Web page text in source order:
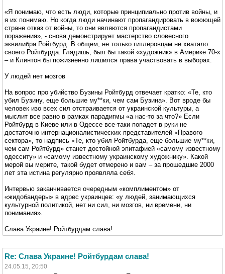
«Я понимаю, что есть люди, которые принципиально против войны, и
я их понимаю. Но когда люди начинают пропагандировать в воюющей
стране отказ от войны, то они являются пропагандистами
поражения», - снова демонстрирует мастерство словесного
эквилибра Ройтбурд. В общем, не только гитлеровцам не хватало
своего Ройтбурда. Глядишь, был бы такой «художник» в Америке 70-х
– и Клинтон бы пожизненно лишился права участвовать в выборах.
У людей нет мозгов
На вопрос про убийство Бузины Ройтбурд отвечает кратко: «Те, кто
убил Бузину, еще большие му**ки, чем сам Бузина». Вот вроде бы
человек изо всех сил отстраивается от украинской культуры, а
мыслит все равно в рамках парадигмы «а нас-то за что?» Если
Ройтбурд в Киеве или в Одессе все-таки попадет в руки не
достаточно интернационалистических представителей «Правого
сектора», то надпись «Те, кто убил Ройтбурда, еще большие му**ки,
чем сам Ройтбурд» станет достойной эпитафией «самому известному
одесситу» и «самому известному украинскому художнику». Какой
мерой вы мерите, такой будет отмерено и вам – за прошедшие 2000
лет эта истина регулярно проявляла себя.
Интервью заканчивается очередным «комплиментом» от
«жидобандеры» в адрес украинцев: «у людей, занимающихся
культурной политикой, нет ни сил, ни мозгов, ни времени, ни
понимания».
Слава Украине! Ройтбурдам слава!
Re: Слава Украине! Ройтбурдам слава!
24.05.15, 20:50